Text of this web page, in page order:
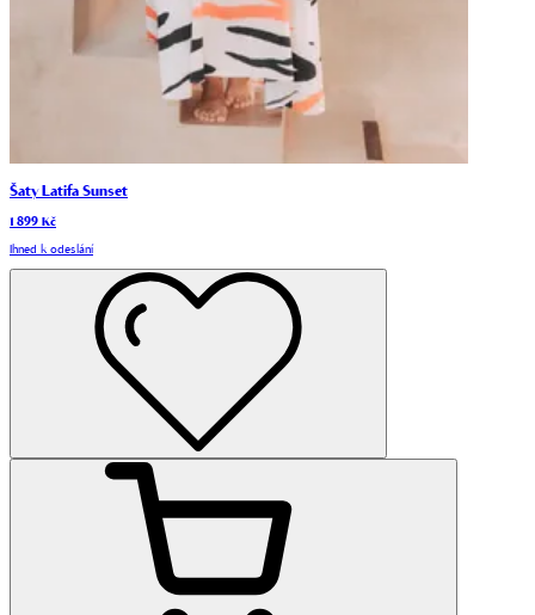
Šaty Latifa Sunset
1 899 Kč
Ihned k odeslání